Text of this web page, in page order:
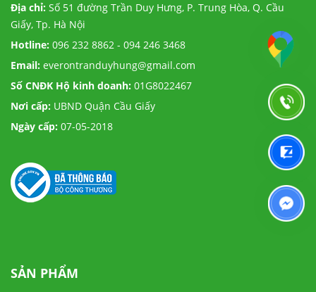
Địa chỉ: Số 51 đường Trần Duy Hưng, P. Trung Hòa, Q. Cầu
Giấy, Tp. Hà Nội
Hotline: 096 232 8862 - 094 246 3468
Email: everontranduyhung@gmail.com
Số CNĐK Hộ kinh doanh: 01G8022467
Nơi cấp: UBND Quận Cầu Giấy
Ngày cấp: 07-05-2018
SẢN PHẨM